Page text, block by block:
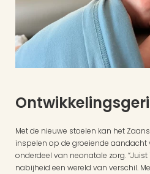
Met de nieuwe stoelen kan het
inspelen op de groeiende
onderdeel van neonatale zorg.
nabijheid een wereld van verschil.